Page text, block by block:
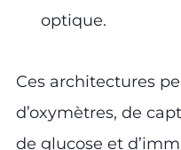
optique.
Ces architectures
d’oxymètres, de
de glucose et